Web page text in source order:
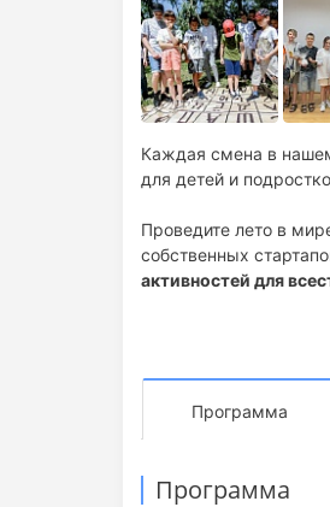
Каждая смена в
для детей и
Проведите лето в
собственных
активностей для
Программа
Программа